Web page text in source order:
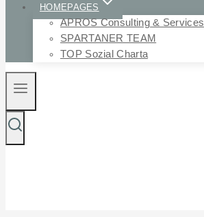
HOMEPAGES
APROS Consulting & Services
SPARTANER TEAM
TOP Sozial Charta